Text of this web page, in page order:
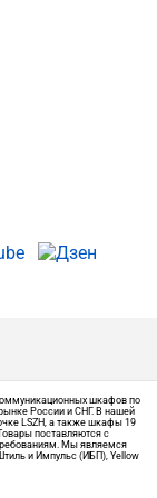
шкафов по
России и СНГ. В нашей
LSZH, а также шкафы 19
поставляются с
Мы являемся
и Импульс (ИБП), Yellow